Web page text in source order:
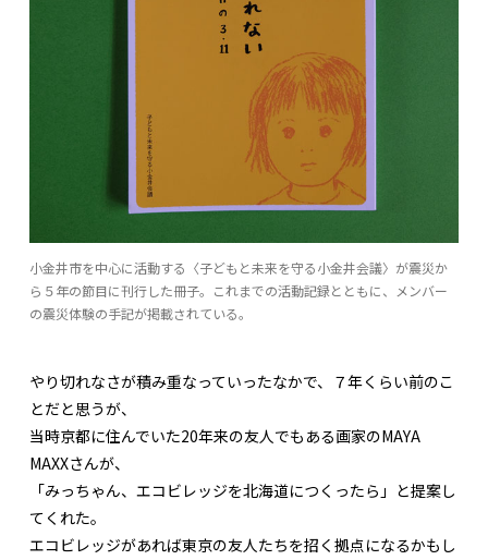
小金井市を中心に活動する〈子どもと未来を守る小金井会議〉が震災か
ら５年の節目に刊行した冊子。これまでの活動記録とともに、メンバー
の震災体験の手記が掲載されている。
やり切れなさが積み重なっていったなかで、７年くらい前のこ
とだと思うが、
当時京都に住んでいた20年来の友人でもある画家のMAYA
MAXXさんが、
「みっちゃん、エコビレッジを北海道につくったら」と提案し
てくれた。
エコビレッジがあれば東京の友人たちを招く拠点になるかもし